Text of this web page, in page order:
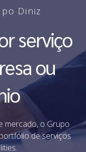
Diniz
serviço
ou
mercado, o Grupo
de serviços